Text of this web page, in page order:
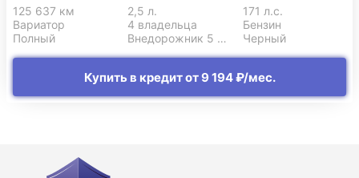
125 637 км 2,5 л.
171 л.с.
Вариатор
4 владельца
Бензин
Полный
Внедорожник 5 дв. Черный
Купить в кредит от 9 194 ₽/мес.